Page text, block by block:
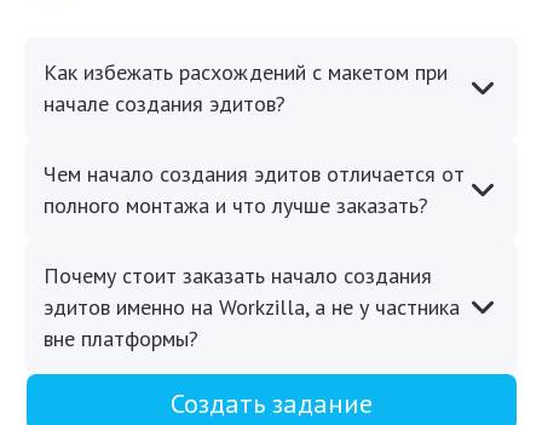
Как избежать расхождений с макетом при
начале создания эдитов?
Чем начало создания эдитов отличается от
полного монтажа и что лучше заказать?
Почему стоит заказать начало создания
эдитов именно на Workzilla, а не у частника
вне платформы?
Создать задание